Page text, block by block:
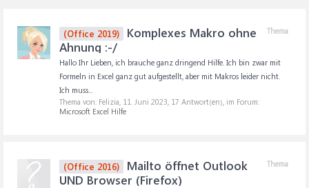
Thema
(Office 2019)
Komplexes Makro ohne
Ahnung :-/
Hallo Ihr Lieben, ich brauche ganz dringend Hilfe. Ich bin zwar mit
Formeln in Excel ganz gut aufgestellt, aber mit Makros leider nicht.
Ich muss...
Thema von: Felizia, 11. Juni 2023, 17 Antwort(en), im Forum:
Microsoft Excel Hilfe
Thema
(Office 2016)
Mailto öffnet Outlook
UND Browser (Firefox)